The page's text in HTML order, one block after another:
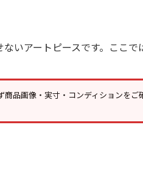
Out チャンネル
ート
いアートピースです。ここで
商品画像・実寸・コンディションをご